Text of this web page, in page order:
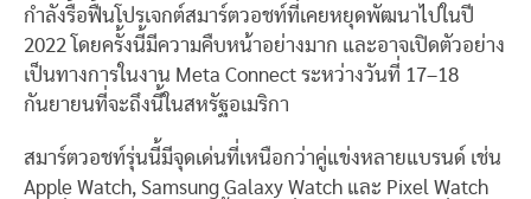
กำลังรื้อฟื้นโปรเจกต์สมาร์ตวอชท์ที่เคยหยุดพัฒนาไปในปี
2022 โดยครั้งนี้มีความคืบหน้าอย่างมาก และอาจเปิดตัวอย่าง
เป็นทางการในงาน Meta Connect ระหว่างวันที่ 17–18
กันยายนที่จะถึงนี้ในสหรัฐอเมริกา
สมาร์ตวอชท์รุ่นนี้มีจุดเด่นที่เหนือกว่าคู่แข่งหลายแบรนด์ เช่น
Apple Watch, Samsung Galaxy Watch และ Pixel Watch